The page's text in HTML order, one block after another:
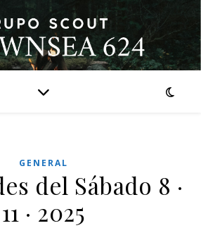
GENERAL
del Sábado 8 ·
11 · 2025